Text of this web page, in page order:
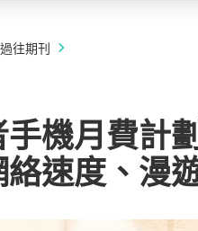
過往期刊
機月費計劃
速度、漫